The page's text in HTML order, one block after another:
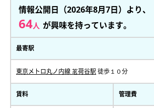
情報公開日（2026年8月7日）より、
64人 が興味を持っています。
最寄駅
東京メトロ丸ノ内線 茗荷谷駅 徒歩１０分
賃料 管理費